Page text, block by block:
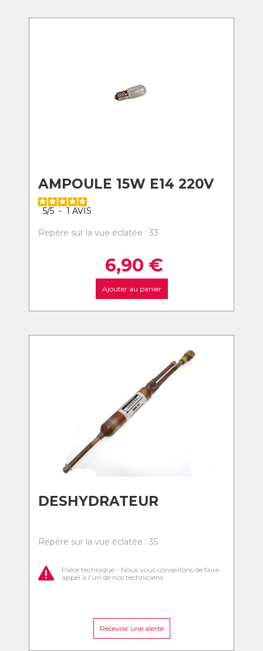
AMPOULE 15W E14 220V
5/5 - 1 AVIS
Repère sur la vue éclatée : 33
6,90 €
Ajouter au panier
DESHYDRATEUR
Repère sur la vue éclatée : 35
Pièce technique - Nous vous conseillons de faire
appel à l'un de nos techniciens
Recevoir une alerte